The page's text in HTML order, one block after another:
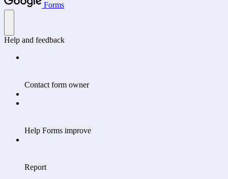
Forms
Help and feedback
Contact form owner
Help Forms improve
Report